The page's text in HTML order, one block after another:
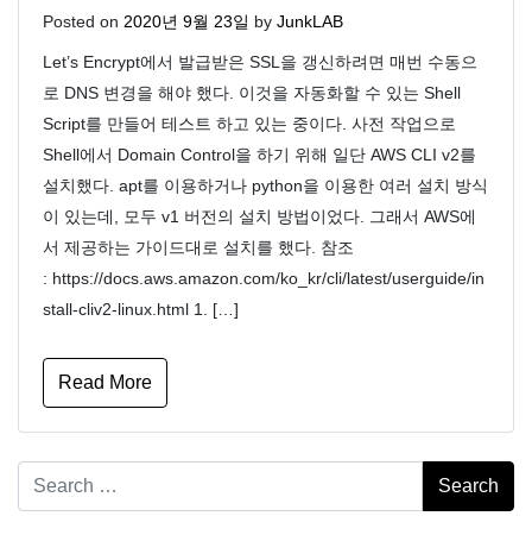
Posted on 2020년 9월 23일 by JunkLAB
Let’s Encrypt에서 발급받은 SSL을 갱신하려면 매번 수동으
로 DNS 변경을 해야 했다. 이것을 자동화할 수 있는 Shell
Script를 만들어 테스트 하고 있는 중이다. 사전 작업으로
Shell에서 Domain Control을 하기 위해 일단 AWS CLI v2를
설치했다. apt를 이용하거나 python을 이용한 여러 설치 방식
이 있는데, 모두 v1 버전의 설치 방법이었다. 그래서 AWS에
서 제공하는 가이드대로 설치를 했다. 참조
: https://docs.aws.amazon.com/ko_kr/cli/latest/userguide/in
stall-cliv2-linux.html 1. […]
Read More